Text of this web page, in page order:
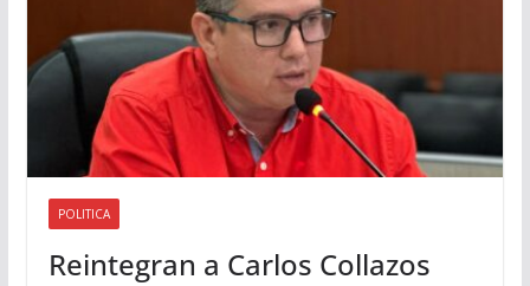
POLITICA
Reintegran a Carlos Collazos